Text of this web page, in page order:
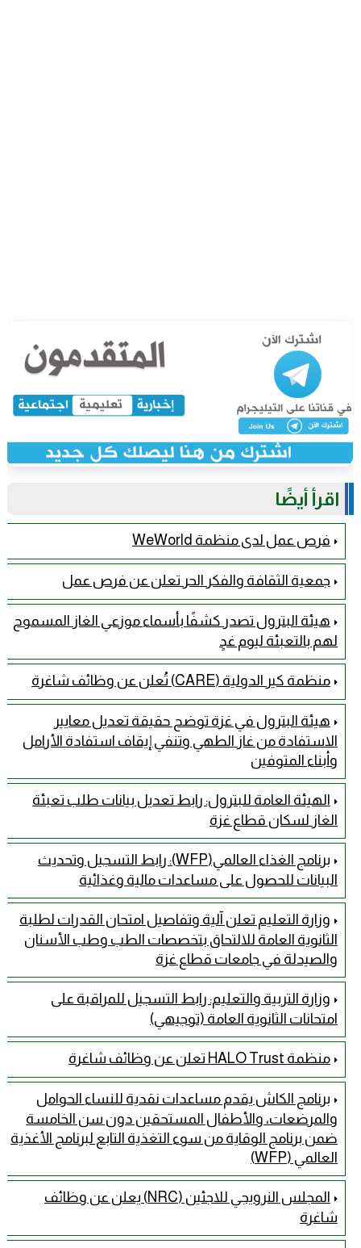
اقرأ أيضًا
فرص عمل لدى منظمة WeWorld
جمعية الثقافة والفكر الحر تعلن عن فرص عمل
هيئة البترول تصدر كشفًا بأسماء موزعي الغاز المسموح
لهم بالتعبئة ليوم غدٍ
منظمة كير الدولية (CARE) تُعلن عن وظائف شاغرة
هيئة البترول في غزة توضح حقيقة تعديل معايير
الاستفادة من غاز الطهي وتنفي إيقاف استفادة الأرامل
وأبناء المتوفين
الهيئة العامة للبترول: رابط تعديل بيانات طلب تعبئة
الغاز لسكان قطاع غزة
برنامج الغذاء العالمي(WFP): رابط التسجيل وتحديث
البيانات للحصول على مساعدات مالية وغذائية
وزارة التعليم تعلن آلية وتفاصيل امتحان القدرات لطلبة
الثانوية العامة للالتحاق بتخصصات الطب وطب الأسنان
والصيدلة في جامعات قطاع غزة
وزارة التربية والتعليم: رابط التسجيل للمراقبة على
امتحانات الثانوية العامة (توجيهي)
منظمة HALO Trust تعلن عن وظائف شاغرة
برنامج الكاش يقدم مساعدات نقدية للنساء الحوامل
والمرضعات، والأطفال المستحقين دون سن الخامسة
ضمن برنامج الوقاية من سوء التغذية التابع لبرنامج الأغذية
العالمي (WFP)
المجلس النرويجي للاجئين (NRC) يعلن عن وظائف
شاغرة